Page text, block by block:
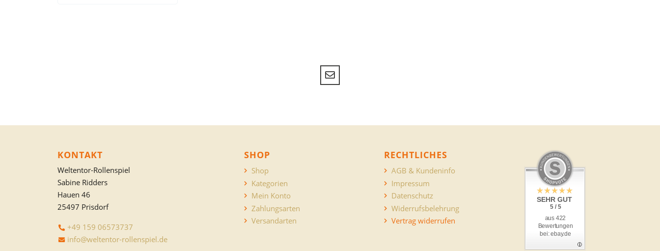
KONTAKT
Weltentor-Rollenspiel
Sabine Ridders
Hauen 46
25497 Prisdorf
+49 159 06573737
info@weltentor-rollenspiel.de
SHOP
Shop
Kategorien
Mein Konto
Zahlungsarten
Versandarten
RECHTLICHES
AGB & Kundeninfo
Impressum
Datenschutz
Widerrufsbelehrung
Vertrag widerrufen
SEHR GUT
5 / 5
aus 422
Bewertungen
bei: ebay.de